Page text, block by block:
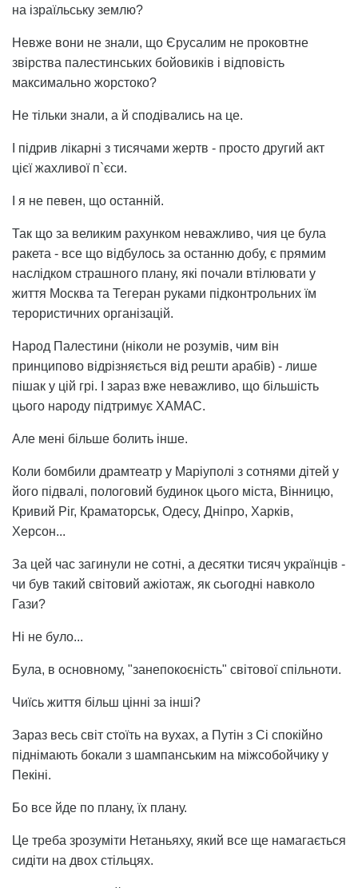
на ізраїльську землю?
Невже вони не знали, що Єрусалим не проковтне
звірства палестинських бойовиків і відповість
максимально жорстоко?
Не тільки знали, а й сподівались на це.
І підрив лікарні з тисячами жертв - просто другий акт
цієї жахливої п`єси.
І я не певен, що останній.
Так що за великим рахунком неважливо, чия це була
ракета - все що відбулось за останню добу, є прямим
наслідком страшного плану, які почали втілювати у
життя Москва та Тегеран руками підконтрольних їм
терористичних організацій.
Народ Палестини (ніколи не розумів, чим він
принципово відрізняється від решти арабів) - лише
пішак у цій грі. І зараз вже неважливо, що більшість
цього народу підтримує ХАМАС.
Але мені більше болить інше.
Коли бомбили драмтеатр у Маріуполі з сотнями дітей у
його підвалі, пологовий будинок цього міста, Вінницю,
Кривий Ріг, Краматорськ, Одесу, Дніпро, Харків,
Херсон...
За цей час загинули не сотні, а десятки тисяч українців -
чи був такий світовий ажіотаж, як сьогодні навколо
Гази?
Ні не було...
Була, в основному, "занепокоєність" світової спільноти.
Чиїсь життя більш цінні за інші?
Зараз весь світ стоїть на вухах, а Путін з Сі спокійно
піднімають бокали з шампанським на міжсобойчику у
Пекіні.
Бо все йде по плану, їх плану.
Це треба зрозуміти Нетаньяху, який все ще намагається
сидіти на двох стільцях.